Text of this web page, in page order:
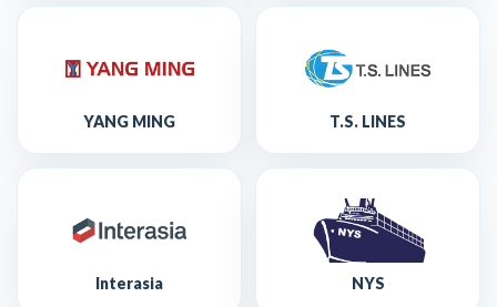
YANG MING T.S. LINES
Interasia NYS